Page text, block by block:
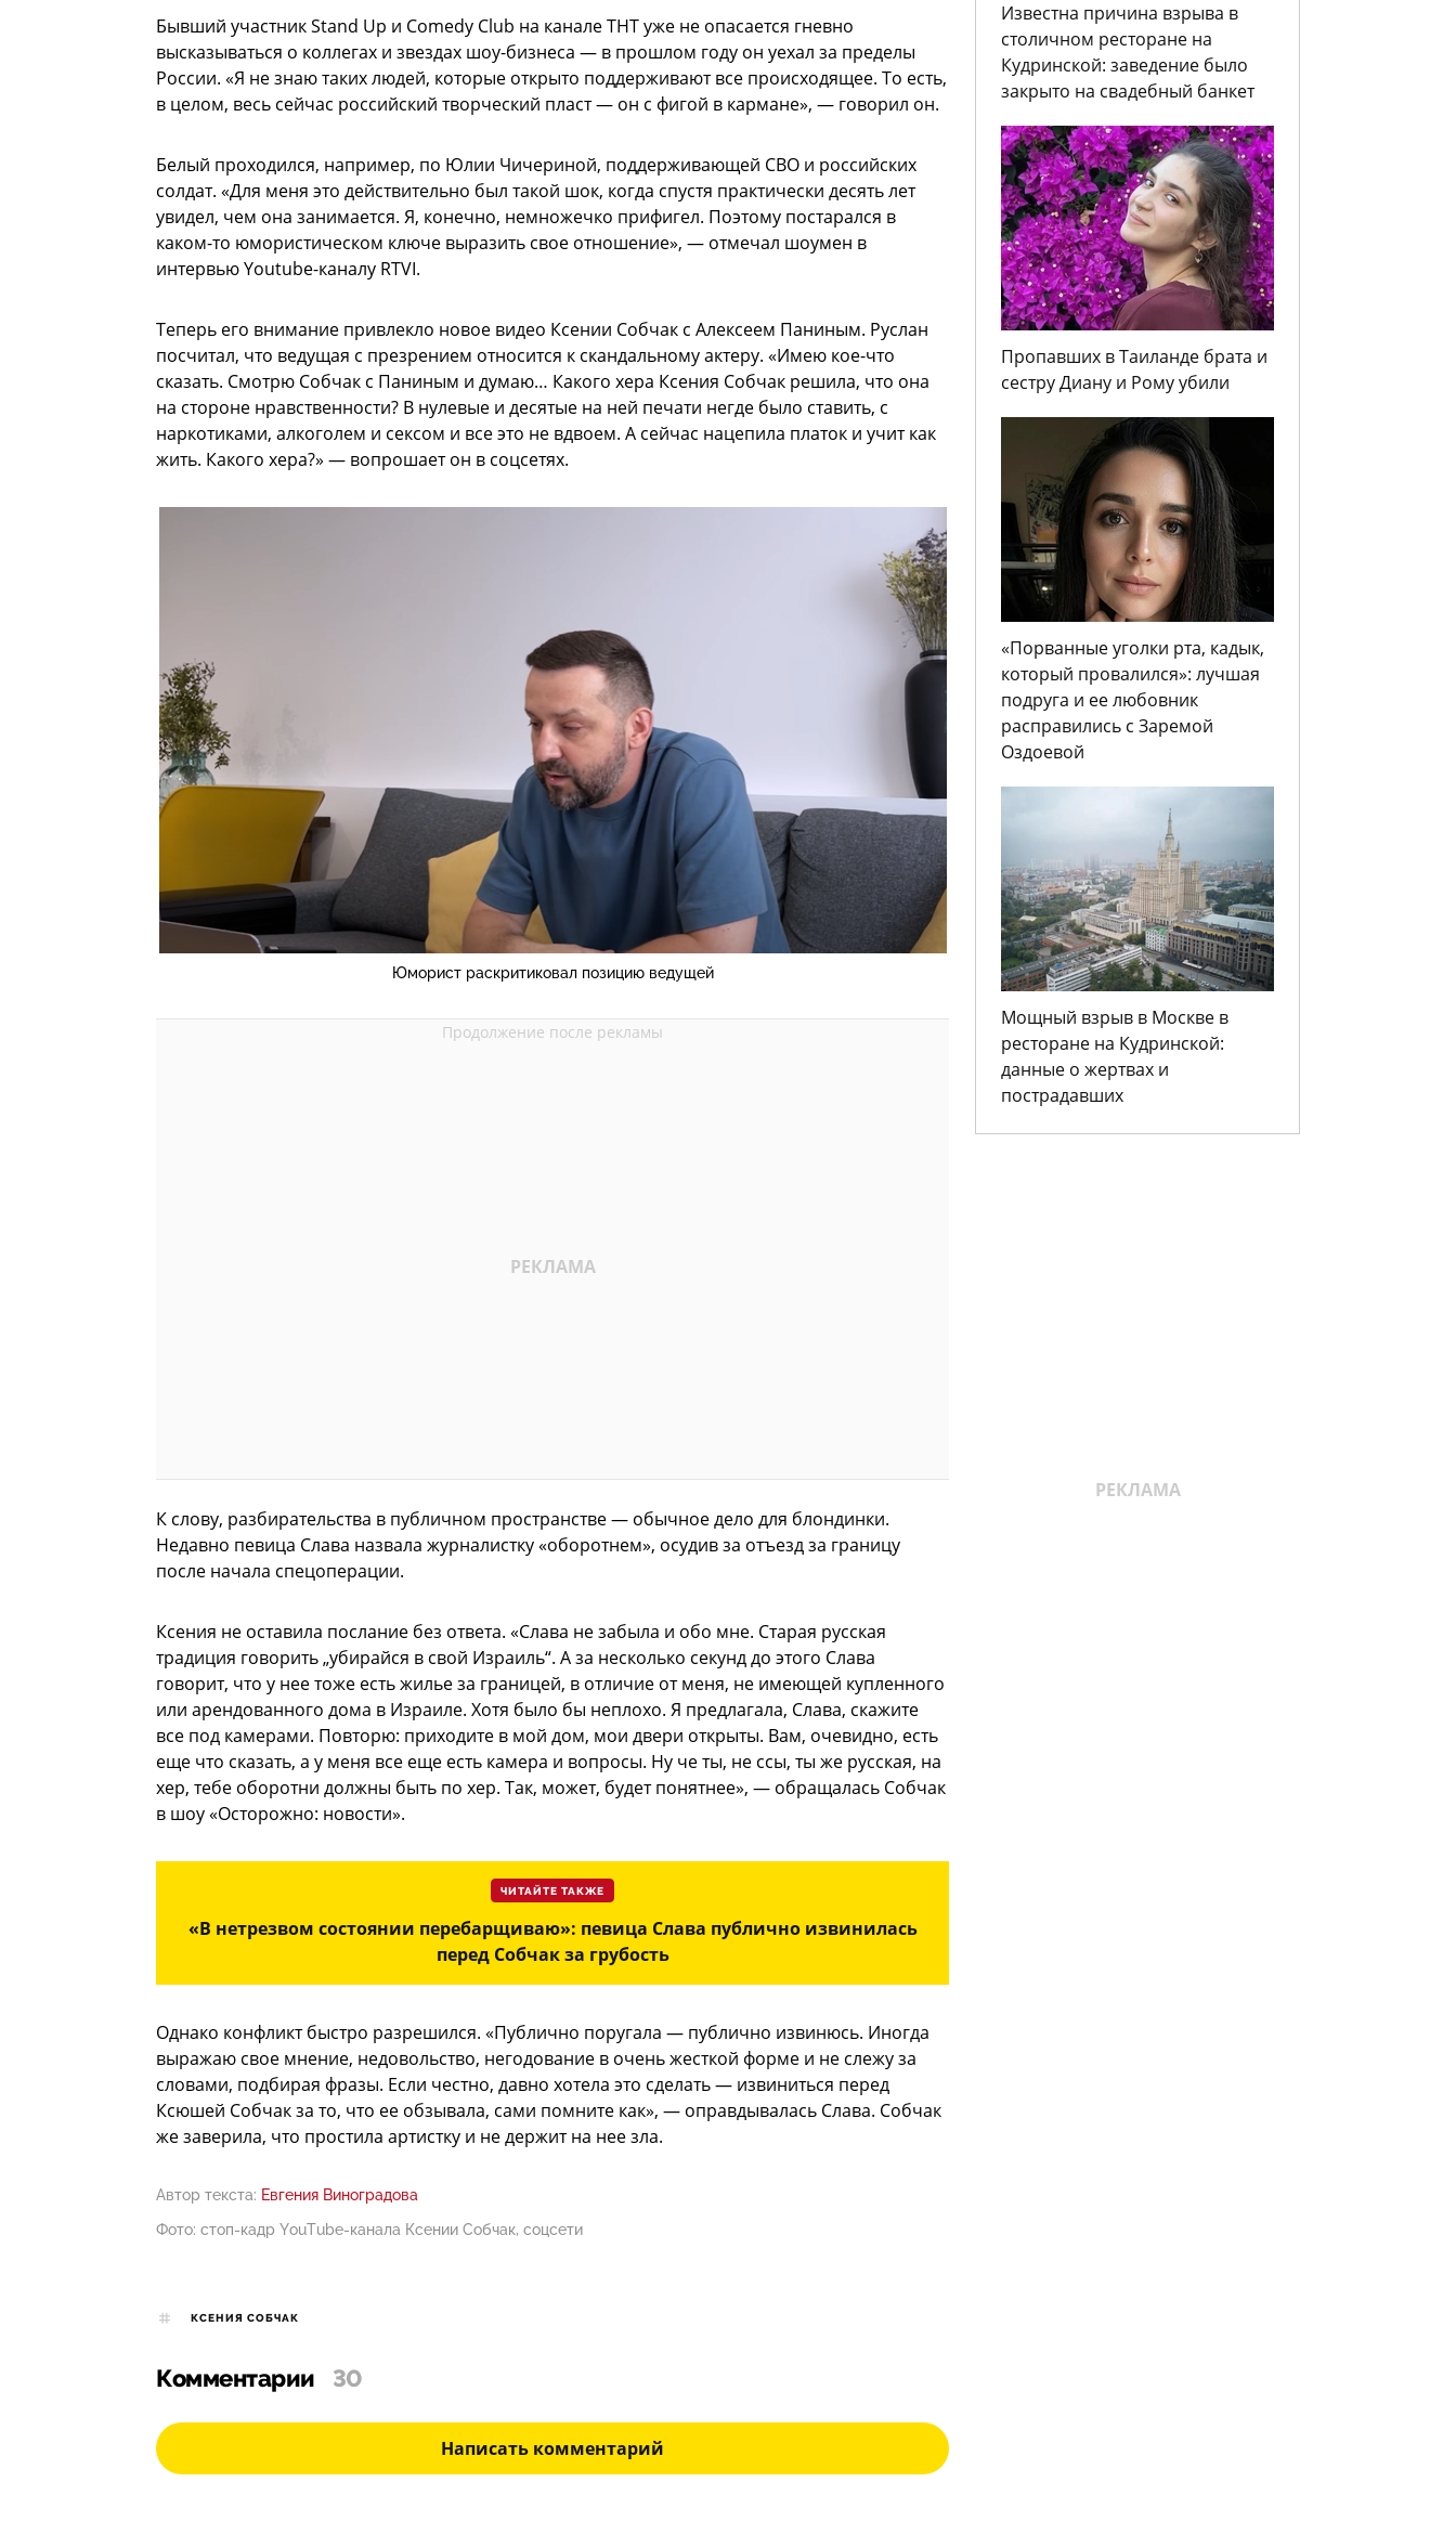
Бывший участник Stand Up и Comedy Club на канале ТНТ уже не опасается гневно
высказываться о коллегах и звездах шоу-бизнеса — в прошлом году он уехал за пределы
России. «Я не знаю таких людей, которые открыто поддерживают все происходящее. То есть,
в целом, весь сейчас российский творческий пласт — он с фигой в кармане», — говорил он.
Белый проходился, например, по Юлии Чичериной, поддерживающей СВО и российских
солдат. «Для меня это действительно был такой шок, когда спустя практически десять лет
увидел, чем она занимается. Я, конечно, немножечко прифигел. Поэтому постарался в
каком-то юмористическом ключе выразить свое отношение», — отмечал шоумен в
интервью Youtube-каналу RTVI.
Теперь его внимание привлекло новое видео Ксении Собчак с Алексеем Паниным. Руслан
посчитал, что ведущая с презрением относится к скандальному актеру. «Имею кое-что
сказать. Смотрю Собчак с Паниным и думаю… Какого хера Ксения Собчак решила, что она
на стороне нравственности? В нулевые и десятые на ней печати негде было ставить, с
наркотиками, алкоголем и сексом и все это не вдвоем. А сейчас нацепила платок и учит как
жить. Какого хера?» — вопрошает он в соцсетях.
Юморист раскритиковал позицию ведущей
К слову, разбирательства в публичном пространстве — обычное дело для блондинки.
Недавно певица Слава назвала журналистку «оборотнем», осудив за отъезд за границу
после начала спецоперации.
Ксения не оставила послание без ответа. «Слава не забыла и обо мне. Старая русская
традиция говорить „убирайся в свой Израиль“. А за несколько секунд до этого Слава
говорит, что у нее тоже есть жилье за границей, в отличие от меня, не имеющей купленного
или арендованного дома в Израиле. Хотя было бы неплохо. Я предлагала, Слава, скажите
все под камерами. Повторю: приходите в мой дом, мои двери открыты. Вам, очевидно, есть
еще что сказать, а у меня все еще есть камера и вопросы. Ну че ты, не ссы, ты же русская, на
хер, тебе оборотни должны быть по хер. Так, может, будет понятнее», — обращалась Собчак
в шоу «Осторожно: новости».
ЧИТАЙТЕ ТАКЖЕ
«В нетрезвом состоянии перебарщиваю»: певица Слава публично извинилась
перед Собчак за грубость
Однако конфликт быстро разрешился. «Публично поругала — публично извинюсь. Иногда
выражаю свое мнение, недовольство, негодование в очень жесткой форме и не слежу за
словами, подбирая фразы. Если честно, давно хотела это сделать — извиниться перед
Ксюшей Собчак за то, что ее обзывала, сами помните как», — оправдывалась Слава. Собчак
же заверила, что простила артистку и не держит на нее зла.
Автор текста: Евгения Виноградова
Фото: стоп-кадр YouTube-канала Ксении Собчак, соцсети
КСЕНИЯ СОБЧАК
Комментарии 30
Написать комментарий
Известна причина взрыва в
столичном ресторане на
Кудринской: заведение было
закрыто на свадебный банкет
Пропавших в Таиланде брата и
сестру Диану и Рому убили
«Порванные уголки рта, кадык,
который провалился»: лучшая
подруга и ее любовник
расправились с Заремой
Оздоевой
Мощный взрыв в Москве в
ресторане на Кудринской:
данные о жертвах и
пострадавших